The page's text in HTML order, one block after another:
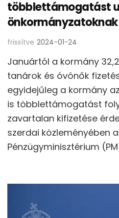
többlettámogatást
önkormányzatoknak
frissítve 2024-01-24
Januártól a kormány
tanárok és óvónők
egyidejűleg a kormány
is többlettámogatást
zavartalan kifizetése
szerdai közleményében a
Pénzügyminisztérium